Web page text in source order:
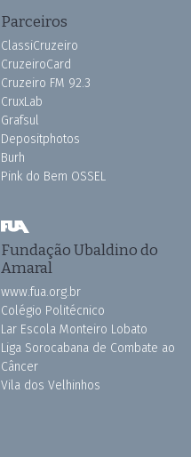
Parceiros
ClassiCruzeiro
CruzeiroCard
Cruzeiro FM 92.3
CruxLab
Grafsul
Depositphotos
Burh
Pink do Bem OSSEL
Fundação Ubaldino do
Amaral
www.fua.org.br
Colégio Politécnico
Lar Escola Monteiro Lobato
Liga Sorocabana de Combate ao
Câncer
Vila dos Velhinhos